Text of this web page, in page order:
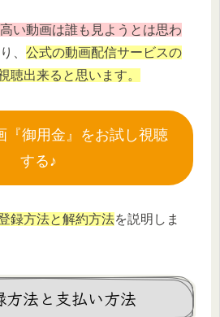
い動画は誰も見ようとは思わ
、 公式の動画配信サービスの
聴出来ると思います。
『御用金』をお試し視聴
する♪
録方法と解約方法を説明しま
方法と支払い方法